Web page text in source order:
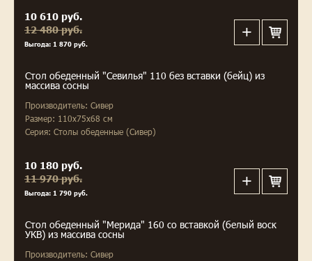
10 610 руб.
12 480 руб.
Выгода: 1 870 руб.
Стол обеденный "Севилья" 110 без вставки (бейц) из
массива сосны
Производитель: Сивер
Размер: 110x75x68 см
Серия: Столы обеденные (Сивер)
10 180 руб.
11 970 руб.
Выгода: 1 790 руб.
Стол обеденный "Мерида" 160 со вставкой (белый воск
УКВ) из массива сосны
Производитель: Сивер